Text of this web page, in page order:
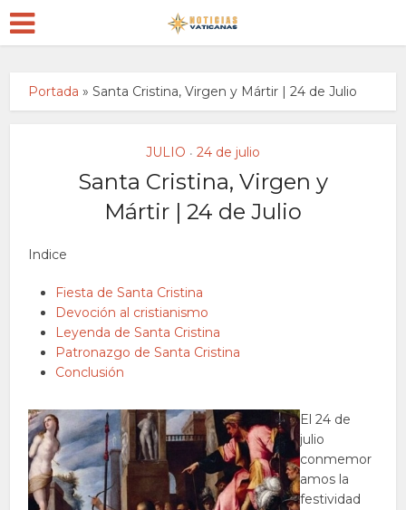
Portada »Santa Cristina, Virgen y Mártir | 24 de Julio
JULIO • 24 de julio
Santa Cristina, Virgen y
Mártir | 24 de Julio
Indice
Fiesta de Santa Cristina
Devoción al cristianismo
Leyenda de Santa Cristina
Patronazgo de Santa Cristina
Conclusión
El 24 de
julio
conmemor
amos la
festividad